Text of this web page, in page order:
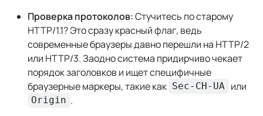
Проверка протоколов:Стучитесь по старому
HTTP/1.1? Это сразу красный флаг, ведь
современные браузеры давно перешли на HTTP/2
или HTTP/3. Заодно система придирчиво чекает
порядок заголовков и ищет специфичные
браузерные маркеры, такие как Sec-CH-UA или
Origin .